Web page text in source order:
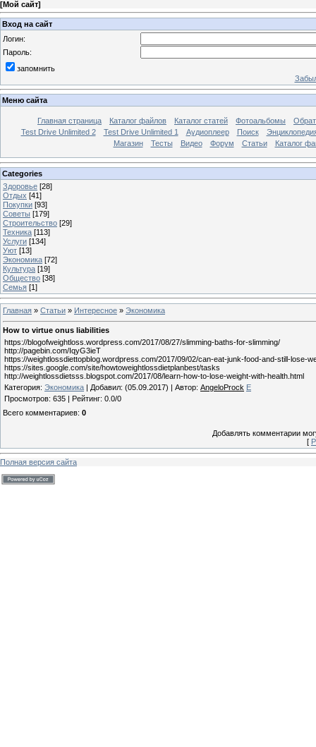
[Мой сайт]
Вход на сайт
Логин:
Пароль:
запомнить
Меню сайта
Главная страница Каталог файлов Каталог статей Фотоальбомы
Test Drive Unlimited 2
Test Drive Unlimited 1 Аудиоплеер Поиск
Магазин
Тесты Видео Форум Статьи Каталог
Categories
Здоровье [28]
Отдых [41]
Покупки [93]
Советы [179]
Строительство [29]
Техника [113]
Услуги [134]
Уют [13]
Экономика [72]
Культура [19]
Общество [38]
Семья [1]
Главная » Статьи » Интересное » Экономика
How to virtue onus liabilities
https://blogofweightloss.wordpress.com/2017/08/27/slimming-baths-for-slimming/
http://pagebin.com/IqyG3ieT
https://weightlossdiettopblog.wordpress.com/2017/09/02/can-eat-junk-food-and-still-lose-
https://sites.google.com/site/howtoweightlossdietplanbest/tasks
http://weightlossdietsss.blogspot.com/2017/08/learn-how-to-lose-weight-with-health.html
Категория: Экономика Добавил: (05.09.2017) Автор: AngeloProck E
Просмотров: 635 Рейтинг: 0.0/0
Всего комментариев: 0
Добавлять комментарии
[
Полная версия сайта